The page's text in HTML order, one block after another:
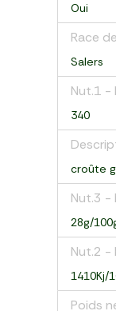
Oui
Race
Salers
Nut.1 -
340
croûte
Nut.3 -
28g/
Nut.2 -
1410Kj/
Poids